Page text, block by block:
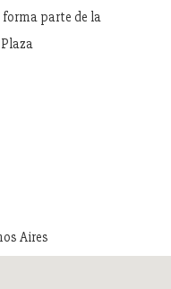
parte de la
Aires